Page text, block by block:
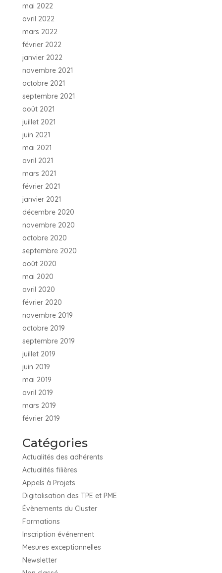
mai 2022
avril 2022
mars 2022
février 2022
janvier 2022
novembre 2021
octobre 2021
septembre 2021
août 2021
juillet 2021
juin 2021
mai 2021
avril 2021
mars 2021
février 2021
janvier 2021
décembre 2020
novembre 2020
octobre 2020
septembre 2020
août 2020
mai 2020
avril 2020
février 2020
novembre 2019
octobre 2019
septembre 2019
juillet 2019
juin 2019
mai 2019
avril 2019
mars 2019
février 2019
Catégories
Actualités des adhérents
Actualités filières
Appels à Projets
Digitalisation des TPE et PME
Évènements du Cluster
Formations
Inscription événement
Mesures exceptionnelles
Newsletter